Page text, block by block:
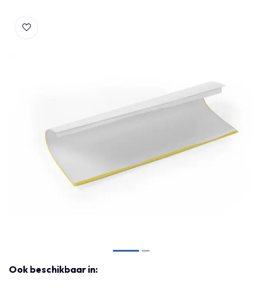
Ook beschikbaar in: